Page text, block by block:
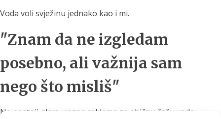
Voda voli svježinu jednako kao i mi.
"Znam da ne izgledam
posebno, ali važnija sam
nego što misliš"
Ne postoji glamurozna reklama za običnu čašu vode.